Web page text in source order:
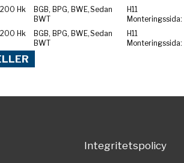
200 Hk
BGB, BPG, BWE,
BWT
Sedan
H11
Monteringssida:
200 Hk
BGB, BPG, BWE,
BWT
Sedan
H11
Monteringssida:
Integritetspolicy